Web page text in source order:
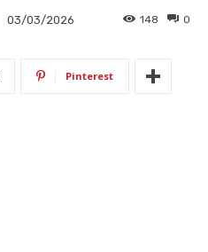
03/03/2026 0
148
Pinterest